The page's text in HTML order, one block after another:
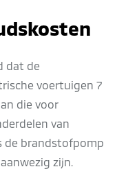
dat de
voertuigen 7
die voor
van
de brandstofpomp
zijn.